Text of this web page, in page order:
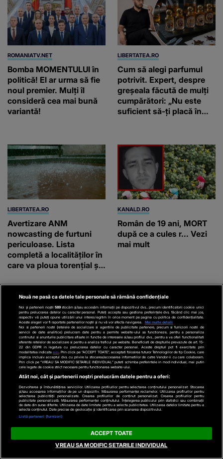
ROMANIATV.NET
Bomba MOMENTULUI în
politică! El ar urma să fie
noul premier. Mulți îl
consideră cea mai bună
variantă!
LIBERTATEA.RO
Cum să alegi parfumul
potrivit. Expert, despre
greșeala făcută de mulți
cumpărători: „Nu este
suficient să-ți placă în
LIBERTATEA.RO
Avertizare ANM
nowcasting de furtuni
periculoase. Lista
completă a localităților în
care va ploua torențial și
KANALD.RO
Român de 19 ani, MORT
după ce a cules r... Vezi
mai mult
EVZ.RO
Imediat după catastrofa
de la Cernobîl,
manifestațiile de 1 Mai s-
au ținut în sală!
VIVA.RO
E din nou SCANDAL între
Mihaela Rădulescu și
părinții lui Felix
Baumgartner, dar de data
regretatului ei iubit a
înfuriat-o pe vedeta
noastră! Fostei
Nouă ne pasă ca datele tale personale să rămână confidențiale
Noi și partenerii noștri 589stocăm și/sau accesăm informații pe dispozitivul dvs., precum identificatorii cookie unici
pentru prelucrarea datelor cu caracter personal. Puteți accepta sau gestiona preferințele dvs. făcând clic mai jos,
respectiv vă puteți opune utilizării unui interes legitim în orice moment pe pagina cu politica de confidențialitate.
Aceste alegeri vor fi raportate partenerilor noștri și nu vă vor afecta navigarea.
Mai multe detalii
Noi si partenerii nostri (retelele de socializare si agentiile de publicitate partenere, precum si furnizorii nostri de
servicii de date analitice) prelucram date pentru a permite website-ului sa functioneze, pentru a personaliza
continutul si anunturile publicitare afisate in functie de interesele si/sau profilul dvs., pentru a va oferi functionalitati
aferente retelelor de socializare si pentru a analiza traficul pe website. Beneficiati de drepturile prevazute de art. 15-
22 din GDPR in legatura cu prelucrarea datelor cu caracter personal. Aceste drepturi pot fi exercitate prin
modalitatea indicataaici . Prin click pe “ACCEPT TOATE”, acceptati folosirea tuturor Tehnologiilor de tip Cookie, care
implica inclusiv acceptul dvs. cu privire la stocarea/accesarea informatiilor de catre Vendor-ii cu care colaboram.
Prin click pe “VREAU SA MODIFIC SETARILE INDIVIDUAL” puteti schimba preferintele in mod individual, mai putin
cele legate de cookie strict necesare pentru functionarea website-ului.
Atât noi, cât și partenerii noștri prelucrăm datele pentru a oferi:
Dezvoltarea și îmbunătățirea serviciilor. Utilizarea profilurilor pentru selectarea conținutului personalizat. Stocarea
și/sau accesarea informațiilor de pe un dispozitiv. Măsurarea performanței reclamelor. Utilizarea profilurilor pentru
selectarea publicității personalizate. Crearea profilurilor de conținut personalizat. Crearea profilurilor pentru
publicitate personalizată. Măsurarea performanței conținutului. Înțelegerea publicului prin statistici sau combinații
de date din surse diferite. Utilizarea de date limitate pentru a selecta publicitatea. Utilizarea datelor limitate pentru a
selecta conținutul. Date precise de geolocație și identificarea prin scanarea dispozitivului.
Listă parteneri (furnizori)
ACCEPT TOATE
VREAU SA MODIFIC SETARILE INDIVIDUAL